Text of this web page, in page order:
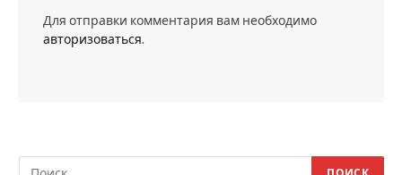
Для отправки комментария вам необходимо
авторизоваться.